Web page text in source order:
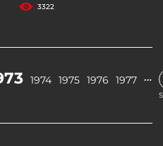
3322
1974 1975 1976 1977 …